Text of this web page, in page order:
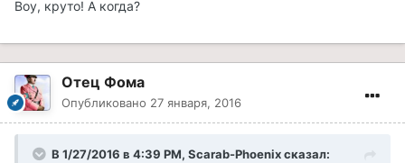
Воу, круто! А когда?
Отец Фома
Опубликовано 27 января, 2016
В 1/27/2016 в 4:39 PM, Scarab-Phoenix сказал: